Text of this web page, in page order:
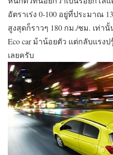
อัตราเร่ง 0-100 อยู่ที่ประมาณ
สูงสุดก็ราวๆ 180 กม./ชม. เท่านั้
Eco car ม้าน้อยตัว แต่กลับแรง
เลยครับ